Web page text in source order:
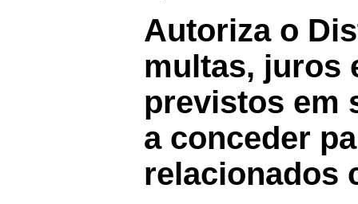
Autoriza o
multas, juros
previstos em
a conceder
relacionados